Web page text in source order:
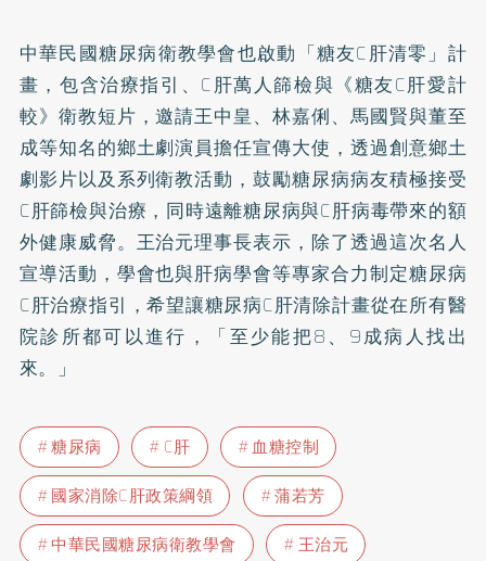
中華民國糖尿病衛教學會也啟動「糖友C肝清零」計
畫，包含治療指引、C肝萬人篩檢與《糖友C肝愛計
較》衛教短片，邀請王中皇、林嘉俐、馬國賢與董至
成等知名的鄉土劇演員擔任宣傳大使，透過創意鄉土
劇影片以及系列衛教活動，鼓勵糖尿病病友積極接受
C肝篩檢與治療，同時遠離糖尿病與C肝病毒帶來的額
外健康威脅。王治元理事長表示，除了透過這次名人
宣導活動，學會也與肝病學會等專家合力制定糖尿病
C肝治療指引，希望讓糖尿病C肝清除計畫從在所有醫
院診所都可以進行，「至少能把8、9成病人找出
來。」
糖尿病 C肝
血糖控制
國家消除C肝政策綱領
蒲若芳
中華民國糖尿病衛教學會
王治元